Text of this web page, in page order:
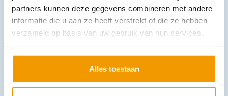
partners kunnen deze gegevens combineren met andere
informatie die u aan ze heeft verstrekt of die ze hebben
verzameld op basis van uw gebruik van hun services.
Alles toestaan